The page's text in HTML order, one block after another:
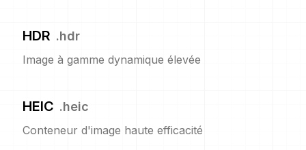
HDR .hdr
Image à gamme dynamique élevée
HEIC .heic
Conteneur d'image haute efficacité